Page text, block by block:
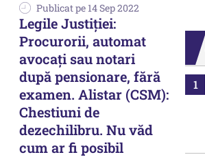
Publicat pe 14 Sep 2022
Legile Justiției:
Procurorii, automat
avocați sau notari
după pensionare, fără
examen. Alistar (CSM):
Chestiuni de
dezechilibru. Nu văd
cum ar fi posibil